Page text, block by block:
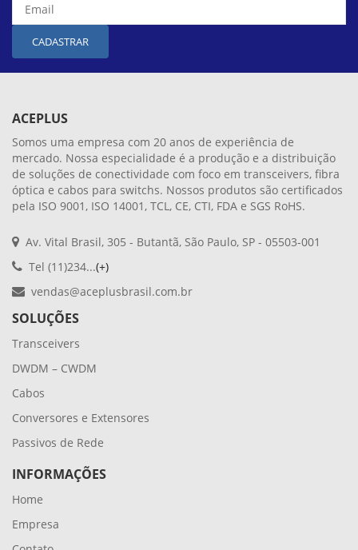
CADASTRAR
ACEPLUS
Somos uma empresa com 20 anos de experiência de
mercado. Nossa especialidade é a produção e a distribuição
de soluções de conectividade com foco em transceivers, fibra
óptica e cabos para switchs. Nossos produtos são certificados
pela ISO 9001, ISO 14001, TCL, CE, CTI, FDA e SGS RoHS.
Av. Vital Brasil, 305 - Butantã, São Paulo, SP - 05503-001
Tel (11)234...(+)
vendas@aceplusbrasil.com.br
SOLUÇÕES
Transceivers
DWDM – CWDM
Cabos
Conversores e Extensores
Passivos de Rede
INFORMAÇÕES
Home
Empresa